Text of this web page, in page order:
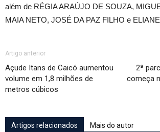
além de RÉGIA ARAÚJO DE SOUZA,
MAIA NETO, JOSÉ DA PAZ FILHO e
Artigo anterior
Açude Itans de Caicó aumentou
volume em 1,8 milhões de
metros cúbicos
2ª
começa
Artigos relacionados Mais do autor